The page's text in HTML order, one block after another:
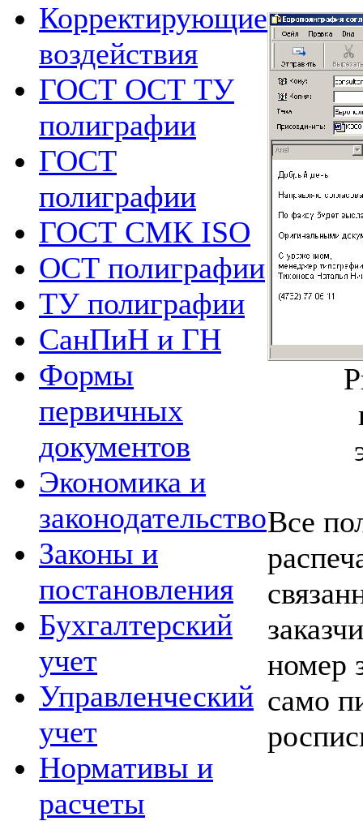
Корректирующие
воздействия
ГОСТ ОСТ ТУ
полиграфии
ГОСТ
полиграфии
ГОСТ СМК ISO
ОСТ полиграфии
ТУ полиграфии
СанПиН и ГН
Формы
первичных
документов
Экономика и
законодательство
Законы и
постановления
Бухгалтерский
учет
Управленческий
учет
Нормативы и
расчеты
Все
номер
само